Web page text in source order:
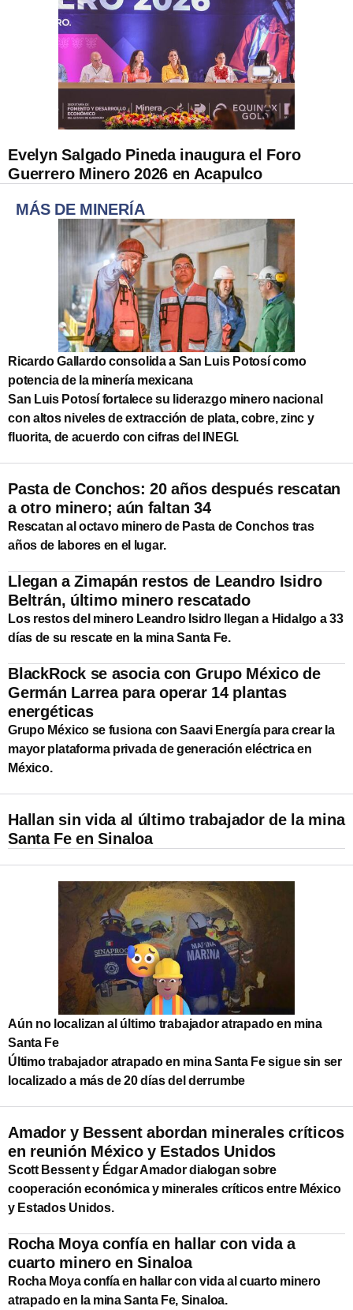
Evelyn Salgado Pineda inaugura el Foro
Guerrero Minero 2026 en Acapulco
MÁS DE MINERÍA
Ricardo Gallardo consolida a San Luis Potosí como
potencia de la minería mexicana
San Luis Potosí fortalece su liderazgo minero nacional
con altos niveles de extracción de plata, cobre, zinc y
fluorita, de acuerdo con cifras del INEGI.
Pasta de Conchos: 20 años después rescatan
a otro minero; aún faltan 34
Rescatan al octavo minero de Pasta de Conchos tras
años de labores en el lugar.
Llegan a Zimapán restos de Leandro Isidro
Beltrán, último minero rescatado
Los restos del minero Leandro Isidro llegan a Hidalgo a 33
días de su rescate en la mina Santa Fe.
BlackRock se asocia con Grupo México de
Germán Larrea para operar 14 plantas
energéticas
Grupo México se fusiona con Saavi Energía para crear la
mayor plataforma privada de generación eléctrica en
México.
Hallan sin vida al último trabajador de la mina
Santa Fe en Sinaloa
Aún no localizan al último trabajador atrapado en mina
Santa Fe
Último trabajador atrapado en mina Santa Fe sigue sin ser
localizado a más de 20 días del derrumbe
Amador y Bessent abordan minerales críticos
en reunión México y Estados Unidos
Scott Bessent y Édgar Amador dialogan sobre
cooperación económica y minerales críticos entre México
y Estados Unidos.
Rocha Moya confía en hallar con vida a
cuarto minero en Sinaloa
Rocha Moya confía en hallar con vida al cuarto minero
atrapado en la mina Santa Fe, Sinaloa.